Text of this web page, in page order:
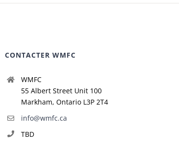
CONTACTER WMFC
WMFC
55 Albert Street Unit 100
Markham, Ontario L3P 2T4
info@wmfc.ca
TBD